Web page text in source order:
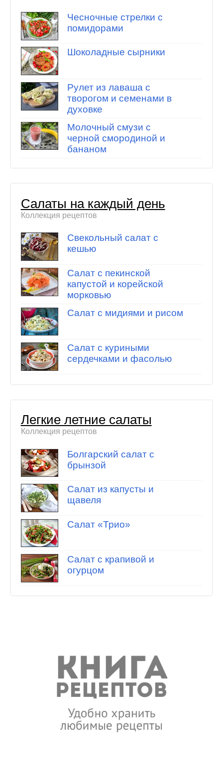
Чесночные стрелки с
помидорами
Шоколадные сырники
Рулет из лаваша с
творогом и семенами в
духовке
Молочный смузи с
черной смородиной и
бананом
Салаты на каждый день
Коллекция рецептов
Свекольный салат с
кешью
Салат с пекинской
капустой и корейской
морковью
Салат с мидиями и рисом
Салат с куриными
сердечками и фасолью
Легкие летние салаты
Коллекция рецептов
Болгарский салат с
брынзой
Салат из капусты и
щавеля
Салат «Трио»
Салат с крапивой и
огурцом